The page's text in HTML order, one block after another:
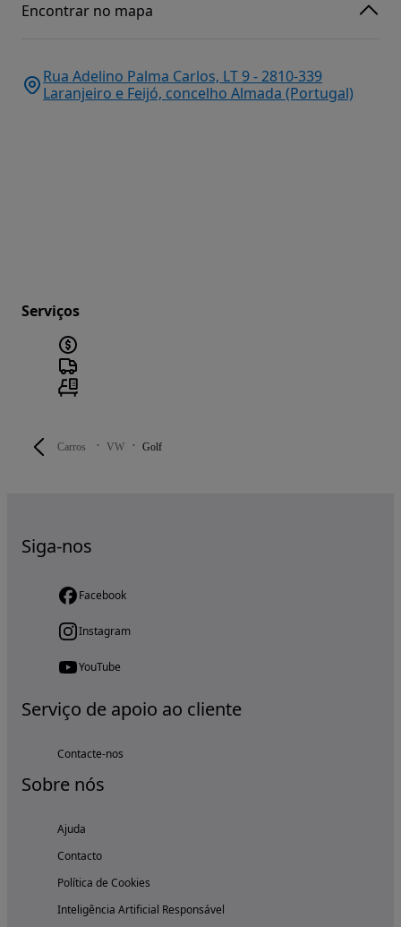
Carros VW Golf
Encontrar no mapa
Rua Adelino Palma Carlos, LT 9 - 2810-339
Laranjeiro e Feijó, concelho Almada (Portugal)
Serviços
Siga-nos
Facebook
Instagram
YouTube
Serviço de apoio ao cliente
Contacte-nos
Sobre nós
Ajuda
Contacto
Política de Cookies
Inteligência Artificial Responsável